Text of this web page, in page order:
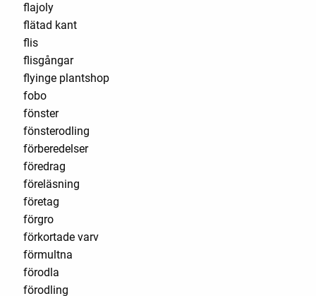
flajoly
flätad kant
flis
flisgångar
flyinge plantshop
fobo
fönster
fönsterodling
förberedelser
föredrag
föreläsning
företag
förgro
förkortade varv
förmultna
förodla
förodling